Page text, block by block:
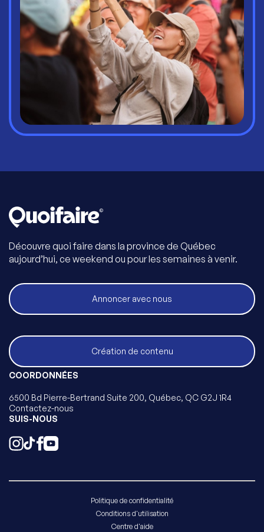
Découvre quoi faire dans la province de Québec
aujourd’hui, ce weekend ou pour les semaines à venir.
Annoncer avec nous
Création de contenu
COORDONNÉES
6500 Bd Pierre-Bertrand Suite 200, Québec, QC G2J 1R4
Contactez-nous
SUIS-NOUS
Politique de confidentialité
Conditions d'utilisation
Centre d'aide